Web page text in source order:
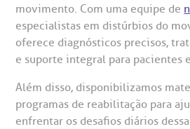
movimento. Com uma equipe de
especialistas em distúrbios do
oferece diagnósticos precisos,
e suporte integral para pacientes
Além disso, disponibilizamos
programas de reabilitação para
enfrentar os desafios diários